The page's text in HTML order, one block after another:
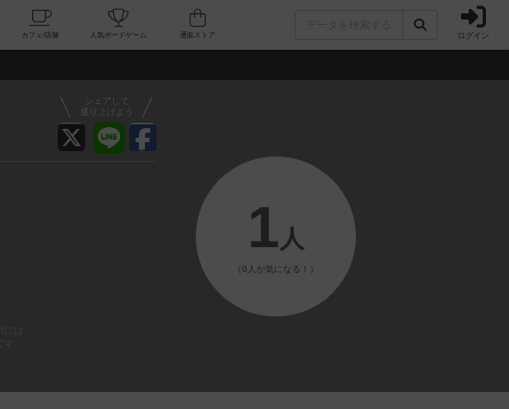
掲示板一覧 カフェ/店舗 人気ボードゲーム ログイン
シェアして
盛り上げよう
1 人
（0人が気になる！）